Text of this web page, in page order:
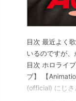
目次 最近よく
いるのですが
目次 ホロライ
ブ】 【
(official) にじさ